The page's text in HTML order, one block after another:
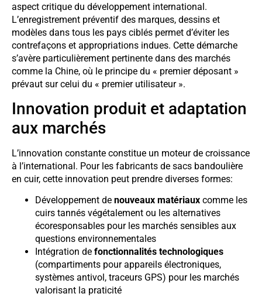
aspect critique du développement international.
L’enregistrement préventif des marques, dessins et
modèles dans tous les pays ciblés permet d’éviter les
contrefaçons et appropriations indues. Cette démarche
s’avère particulièrement pertinente dans des marchés
comme la Chine, où le principe du « premier déposant »
prévaut sur celui du « premier utilisateur ».
Innovation produit et adaptation
aux marchés
L’innovation constante constitue un moteur de croissance
à l’international. Pour les fabricants de sacs bandoulière
en cuir, cette innovation peut prendre diverses formes:
Développement de nouveaux matériaux comme les
cuirs tannés végétalement ou les alternatives
écoresponsables pour les marchés sensibles aux
questions environnementales
Intégration de fonctionnalités technologiques
(compartiments pour appareils électroniques,
systèmes antivol, traceurs GPS) pour les marchés
valorisant la praticité